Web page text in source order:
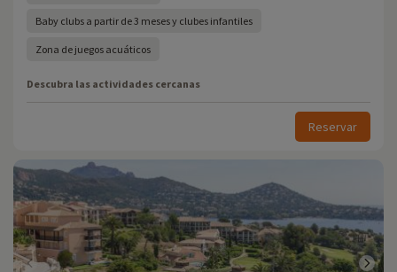
Baby clubs a partir de 3 meses y clubes infantiles
Zona de juegos acuáticos
Descubra las actividades cercanas
Reservar